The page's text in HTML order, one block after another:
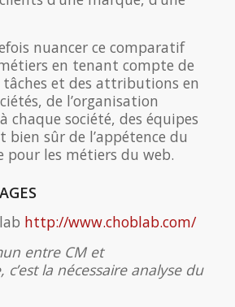
nuancer ce comparatif
en tenant compte de
et des attributions en
de l’organisation
chaque société, des équipes
bien sûr de l’appétence du
pour les métiers du web.
http://www.choblab.com/
entre CM et
la nécessaire analyse du